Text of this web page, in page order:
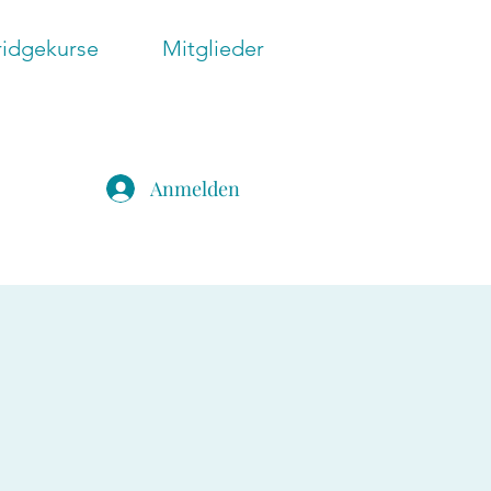
Mitglieder
Anmelden